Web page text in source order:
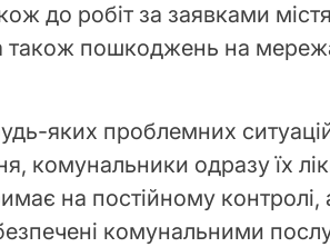
до робіт за заявками
також пошкоджень на
яких проблемних
комунальники одразу їх
на постійному контролі,
комунальними